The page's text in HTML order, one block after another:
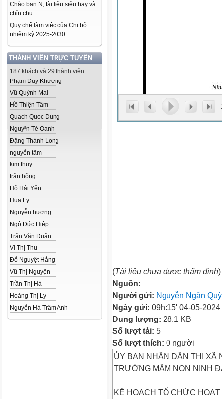
Chào bạn N, tài liệu siêu hay và
chỉn chu...
Quy chế làm việc của Chi bộ
nhiệm kỳ 2025-2030...
THÀNH VIÊN TRỰC TUYẾN
187 khách và 29 thành viên
Phạm Duy Khương
Vũ Quỳnh Mai
Hồ Thiện Tâm
Quach Quoc Dung
Nguyªn Tè Oanh
Đặng Thành Long
nguyễn tâm
kim thuy
trần hồng
Hồ Hải Yến
Hua Ly
Nguyễn hương
Ngô Đức Hiệp
Trần Văn Duẩn
Vi Thị Thu
Đỗ Nguyệt Hằng
Vũ Thị Nguyện
Trần Thị Hà
Hoàng Thị Ly
Nguyễn Hà Trâm Anh
(Tài liệu chưa được thẩm định)
Nguồn:
Người gửi: Nguyễn Ngân
Ngày gửi: 09h:15' 04-05-2024
Dung lượng: 28.1 KB
Số lượt tải: 5
Số lượt thích: 0 người
ỦY BAN NHÂN DÂN THỊ XÃ
TRƯỜNG MẦM NON NINH
KẾ HOẠCH TỔ CHỨC